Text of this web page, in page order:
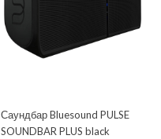
Саундбар Bluesound PULSE
SOUNDBAR PLUS black